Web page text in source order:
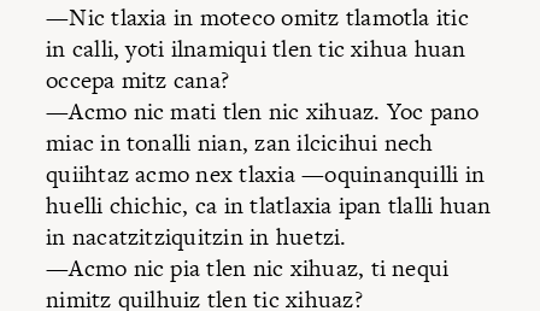
—Nic tlaxia in moteco omitz tlamotla itic
in calli, yoti ilnamiqui tlen tic xihua huan
occepa mitz cana?
—Acmo nic mati tlen nic xihuaz. Yoc pano
miac in tonalli nian, zan ilcicihui nech
quiihtaz acmo nex tlaxia —oquinanquilli in
huelli chichic, ca in tlatlaxia ipan tlalli huan
in nacatzitziquitzin in huetzi.
—Acmo nic pia tlen nic xihuaz, ti nequi
nimitz quilhuiz tlen tic xihuaz?